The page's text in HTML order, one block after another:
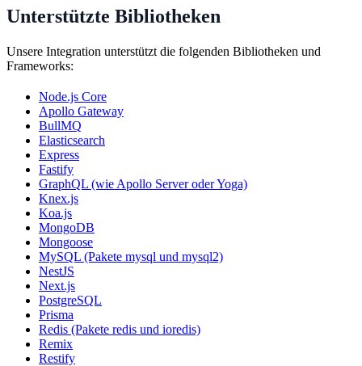
Unterstützte Bibliotheken
Unsere Integration unterstützt die folgenden Bibliotheken und
Frameworks:
Node.js Core
Apollo Gateway
BullMQ
Elasticsearch
Express
Fastify
GraphQL (wie Apollo Server oder Yoga)
Knex.js
Koa.js
MongoDB
Mongoose
MySQL (Pakete mysql und mysql2)
NestJS
Next.js
PostgreSQL
Prisma
Redis (Pakete redis und ioredis)
Remix
Restify